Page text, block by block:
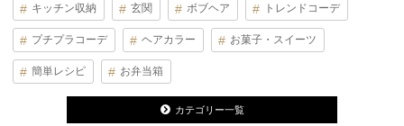
キッチン収納 玄関 ボブヘア トレンドコーデ
プチプラコーデ ヘアカラー お菓子・スイーツ
簡単レシピ お弁当箱
カテゴリー一覧